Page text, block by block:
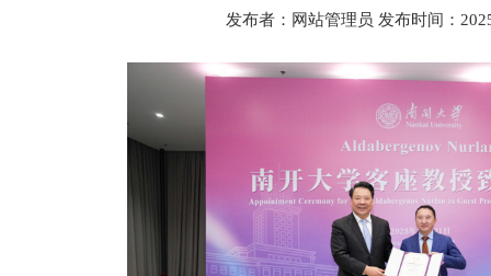
发布者：网站管理员 发布时间：